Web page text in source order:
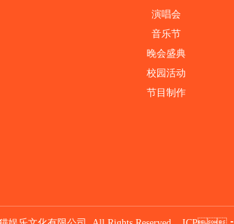
演唱会
音乐节
晚会盛典
校园活动
节目制作